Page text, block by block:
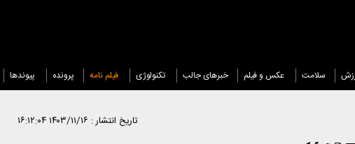
سلامت عکس و فیلم خبرهای جالب تکنولوژی فیلم نامه پرونده پیوندها
تاریخ انتشار : ۱۴۰۳/۱۱/۱۶ ۱۶:۱۲:۰۴